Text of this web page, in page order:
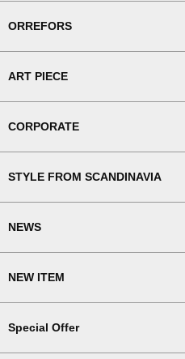
ORREFORS
ART PIECE
CORPORATE
STYLE FROM SCANDINAVIA
NEWS
NEW ITEM
Special Offer